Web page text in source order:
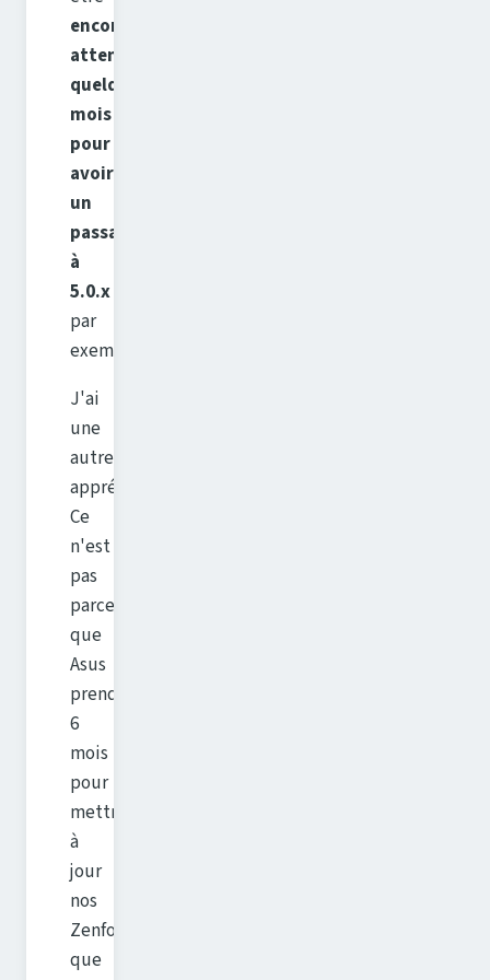
encore
attendre
quelques
mois
pour
avoir
un
passage
à
5.0.x
par
exemple.
J'ai
une
autre
appréhension.
Ce
n'est
pas
parce
que
Asus
prends
6
mois
pour
mettre
à
jour
nos
Zenfone
que